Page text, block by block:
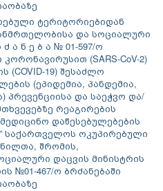
ტერიტორიებიდან
და სოციალური
ა ნ ე ბ ა № 01-597/ო
(SARS-CoV-2)
(COVID-19) შესაძლო
(ეპიდემია, პანდემია,
პრევენციისა და საეჭვო და/
რეაგირების
დაწესებულებების
საქართველოს ოკუპირებული
შრომის,
დაცვის მინისტრის
№01-467/ო ბრძანებაში